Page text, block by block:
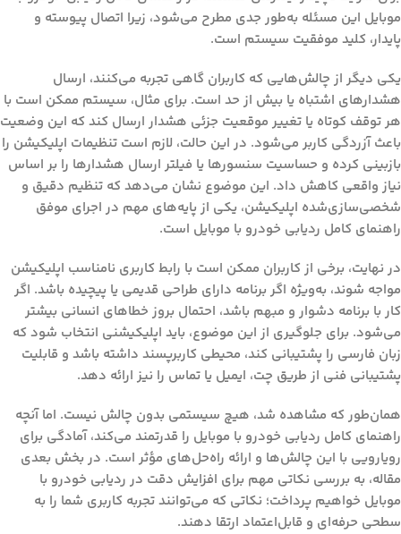
موبایل این مسئله به‌طور جدی مطرح می‌شود، زیرا اتصال پیوسته و
پایدار، کلید موفقیت سیستم است.
یکی دیگر از چالش‌هایی که کاربران گاهی تجربه می‌کنند، ارسال
هشدارهای اشتباه یا بیش از حد است. برای مثال، سیستم ممکن است با
هر توقف کوتاه یا تغییر موقعیت جزئی هشدار ارسال کند که این وضعیت
باعث آزردگی کاربر می‌شود. در این حالت، لازم است تنظیمات اپلیکیشن را
بازبینی کرده و حساسیت سنسورها یا فیلتر ارسال هشدارها را بر اساس
نیاز واقعی کاهش داد. این موضوع نشان می‌دهد که تنظیم دقیق و
شخصی‌سازی‌شده اپلیکیشن، یکی از پایه‌های مهم در اجرای موفق
راهنمای کامل ردیابی خودرو با موبایل است.
در نهایت، برخی از کاربران ممکن است با رابط کاربری نامناسب اپلیکیشن
مواجه شوند، به‌ویژه اگر برنامه دارای طراحی قدیمی یا پیچیده باشد. اگر
کار با برنامه دشوار و مبهم باشد، احتمال بروز خطاهای انسانی بیشتر
می‌شود. برای جلوگیری از این موضوع، باید اپلیکیشنی انتخاب شود که
زبان فارسی را پشتیبانی کند، محیطی کاربرپسند داشته باشد و قابلیت
پشتیبانی فنی از طریق چت، ایمیل یا تماس را نیز ارائه دهد.
همان‌طور که مشاهده شد، هیچ سیستمی بدون چالش نیست. اما آنچه
راهنمای کامل ردیابی خودرو با موبایل را قدرتمند می‌کند، آمادگی برای
رویارویی با این چالش‌ها و ارائه راه‌حل‌های مؤثر است. در بخش بعدی
مقاله، به بررسی نکاتی مهم برای افزایش دقت در ردیابی خودرو با
موبایل خواهیم پرداخت؛ نکاتی که می‌توانند تجربه کاربری شما را به
سطحی حرفه‌ای و قابل‌اعتماد ارتقا دهند.